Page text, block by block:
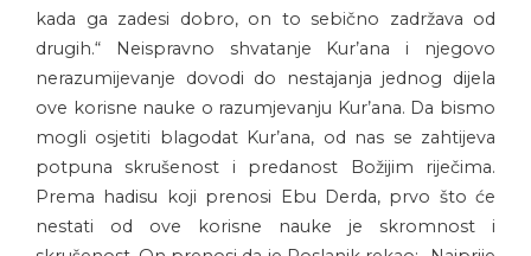
kada ga zadesi dobro, on to sebično zadržava od
drugih.“ Neispravno shvatanje Kur’ana i njegovo
nerazumijevanje dovodi do nestajanja jednog dijela
ove korisne nauke o razumjevanju Kur’ana. Da bismo
mogli osjetiti blagodat Kur’ana, od nas se zahtijeva
potpuna skrušenost i predanost Božijim riječima.
Prema hadisu koji prenosi Ebu Derda, prvo što će
nestati od ove korisne nauke je skromnost i